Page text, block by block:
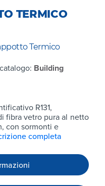
TERMICO
Termico
Building
R131,
fibra vetro pura al netto
con sormonti e
completa